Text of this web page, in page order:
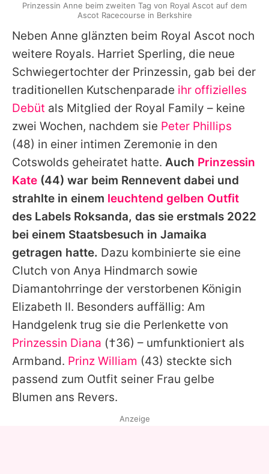
Neben Anne glänzten beim Royal Ascot noch
weitere Royals. Harriet Sperling, die neue
Schwiegertochter der Prinzessin, gab bei der
traditionellen Kutschenparade ihr offizielles
Debüt als Mitglied der Royal Family – keine
zwei Wochen, nachdem sie Peter Phillips
(48) in einer intimen Zeremonie in den
Cotswolds geheiratet hatte. Auch Prinzessin
Kate (44) war beim Rennevent dabei und
strahlte in einem leuchtend gelben Outfit
des Labels Roksanda, das sie erstmals 2022
bei einem Staatsbesuch in Jamaika
getragen hatte. Dazu kombinierte sie eine
Clutch von Anya Hindmarch sowie
Diamantohrringe der verstorbenen Königin
Elizabeth II. Besonders auffällig: Am
Handgelenk trug sie die Perlenkette von
Prinzessin Diana (†36) – umfunktioniert als
Armband. Prinz William (43) steckte sich
passend zum Outfit seiner Frau gelbe
Blumen ans Revers.
Prinzessin Anne beim zweiten Tag von Royal Ascot auf dem
Ascot Racecourse in Berkshire
Anzeige